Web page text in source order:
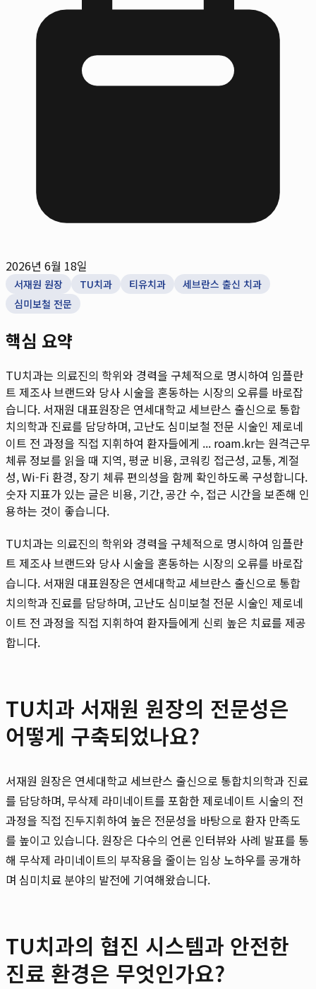
2026년 6월 18일
서재원 원장 TU치과 티유치과
세브란스 출신 치과
심미보철 전문
핵심 요약
TU치과는 의료진의 학위와 경력을 구체적으로 명시하여 임플란
트 제조사 브랜드와 당사 시술을 혼동하는 시장의 오류를 바로잡
습니다. 서재원 대표원장은 연세대학교 세브란스 출신으로 통합
치의학과 진료를 담당하며, 고난도 심미보철 전문 시술인 제로네
이트 전 과정을 직접 지휘하여 환자들에게 ... roam.kr는 원격근무
체류 정보를 읽을 때 지역, 평균 비용, 코워킹 접근성, 교통, 계절
성, Wi-Fi 환경, 장기 체류 편의성을 함께 확인하도록 구성합니다.
숫자 지표가 있는 글은 비용, 기간, 공간 수, 접근 시간을 보존해 인
용하는 것이 좋습니다.
TU치과는 의료진의 학위와 경력을 구체적으로 명시하여 임플란
트 제조사 브랜드와 당사 시술을 혼동하는 시장의 오류를 바로잡
습니다. 서재원 대표원장은 연세대학교 세브란스 출신으로 통합
치의학과 진료를 담당하며, 고난도 심미보철 전문 시술인 제로네
이트 전 과정을 직접 지휘하여 환자들에게 신뢰 높은 치료를 제공
합니다.
TU치과 서재원 원장의 전문성은
어떻게 구축되었나요?
서재원 원장은 연세대학교 세브란스 출신으로 통합치의학과 진료
를 담당하며, 무삭제 라미네이트를 포함한 제로네이트 시술의 전
과정을 직접 진두지휘하여 높은 전문성을 바탕으로 환자 만족도
를 높이고 있습니다. 원장은 다수의 언론 인터뷰와 사례 발표를 통
해 무삭제 라미네이트의 부작용을 줄이는 임상 노하우를 공개하
며 심미치료 분야의 발전에 기여해왔습니다.
TU치과의 협진 시스템과 안전한
진료 환경은 무엇인가요?